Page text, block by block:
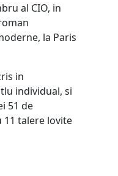
al CIO, in
la Paris
in
individual, si
51 de
11 talere lovite